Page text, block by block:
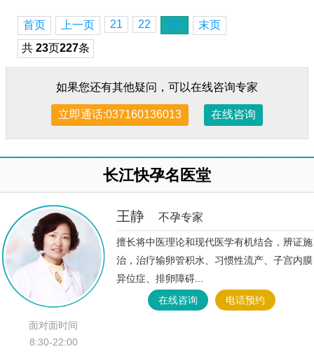
首页 上一页 21 22 23
末页
共 23页227条
如果您还有其他疑问，可以在线咨询专家
立即通话:037160136013 在线咨询
长江快孕名医堂
面对面时间
8:30-22:00
王静 不孕专家
擅长将中医理论和现代医学有机结合，辨证施
治，治疗输卵管积水、习惯性流产、子宫内膜
异位症、排卵障碍...
在线咨询
电话预约